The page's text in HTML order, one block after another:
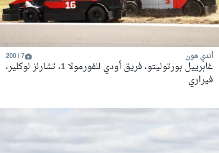
أندي هون 7 / 200
غابرييل بورتوليتو، فريق أودي للفورمولا 1، تشارلز لوكلير،
فيراري